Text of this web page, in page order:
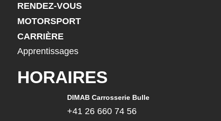
RENDEZ-VOUS
MOTORSPORT
CARRIÈRE
Apprentissages
HORAIRES
DIMAB Carrosserie Bulle
+41 26 660 74 56